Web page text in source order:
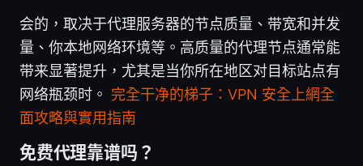
会的，取决于代理服务器的节点质量、带宽和并发
量、你本地网络环境等。高质量的代理节点通常能
带来显著提升，尤其是当你所在地区对目标站点有
网络瓶颈时。 完全干净的梯子：VPN 安全上網全
面攻略與實用指南
免费代理靠谱吗？